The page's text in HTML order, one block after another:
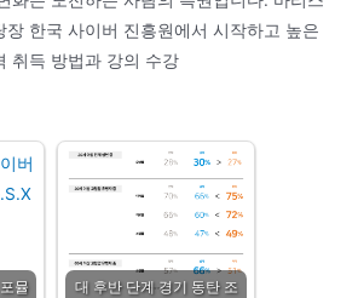
장 한국 사이버 진흥원에서 시작하고 높은
취득 방법과 강의 수강
뮬
대 후반 단계 경기 동탄 조